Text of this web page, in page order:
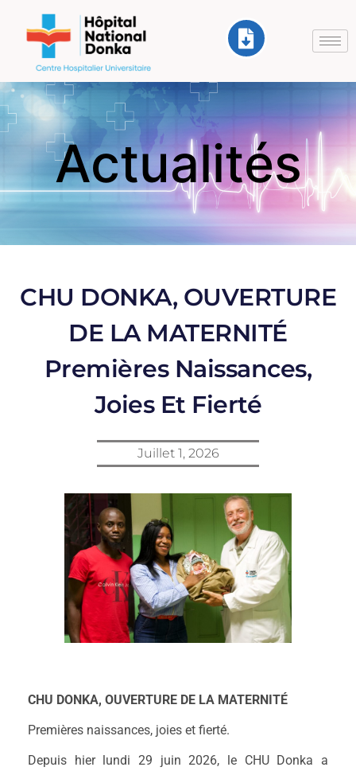
Actualités
CHU DONKA, OUVERTURE
DE LA MATERNITÉ
Premières Naissances,
Joies Et Fierté
Juillet 1, 2026
CHU DONKA, OUVERTURE DE LA MATERNITÉ
Premières naissances, joies et fierté.
Depuis hier lundi 29 juin 2026, le CHU Donka a